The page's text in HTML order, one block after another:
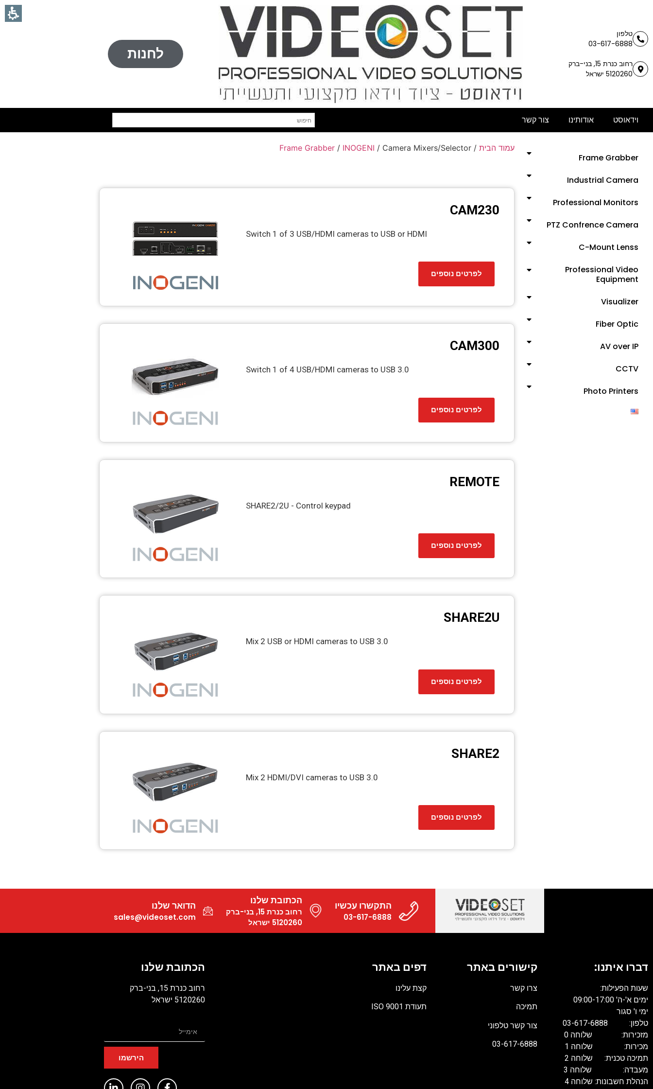
טלפון
03-617-6888
רחוב כנרת 15, בני-ברק
5120260 ישראל
לחנות
וידאוסט אודותינו צור קשר
Frame Grabber
Industrial Camera
Professional Monitors
PTZ Confrence Camera
C-Mount Lenss
Professional Video
Equipment
Visualizer
Fiber Optic
AV over IP
CCTV
Photo Printers
עמוד הבית /
Frame Grabber / INOGENI / Camera Mixers/Selector
CAM230
Switch 1 of 3 USB/HDMI cameras to USB or HDMI
לפרטים נוספים
CAM300
Switch 1 of 4 USB/HDMI cameras to USB 3.0
לפרטים נוספים
REMOTE
SHARE2/2U - Control keypad
לפרטים נוספים
SHARE2U
Mix 2 USB or HDMI cameras to USB 3.0
לפרטים נוספים
SHARE2
Mix 2 HDMI/DVI cameras to USB 3.0
לפרטים נוספים
התקשרו עכשיו
03-617-6888
הכתובת שלנו
רחוב כנרת 15, בני-ברק
5120260 ישראל
הדואר שלנו
sales@videoset.com
דברו איתנו:
שעות הפעילות:
ימים א'-ה' 09:00-17:00
ימי ו' סגור
טלפון: 03-617-6888
מזכירות: שלוחה 0
מכירות: שלוחה 1
תמיכה טכנית: שלוחה 2
מעבדה: שלוחה 3
הנהלת חשבונות: שלוחה 4
קישורים באתר
צרו קשר
תמיכה
צור קשר טלפוני
03-617-6888
דפים באתר
קצת עלינו
תעודת ISO 9001
הכתובת שלנו
רחוב כנרת 15, בני-ברק
5120260 ישראל
הירשמו